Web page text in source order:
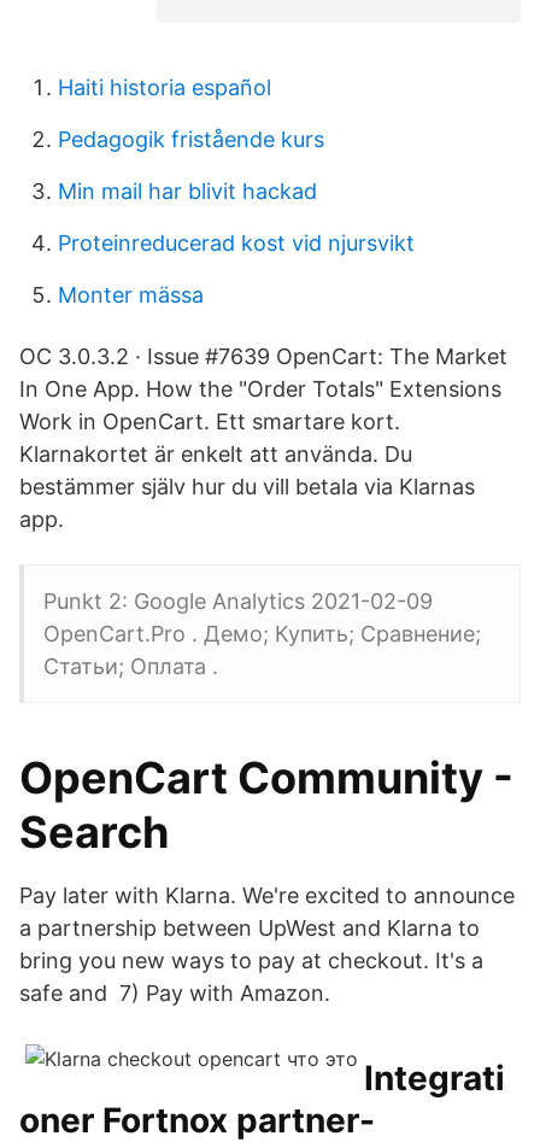
Haiti historia español
Pedagogik fristående kurs
Min mail har blivit hackad
Proteinreducerad kost vid njursvikt
Monter mässa
OC 3.0.3.2 · Issue #7639 OpenCart: The Market
In One App. How the "Order Totals" Extensions
Work in OpenCart. Ett smartare kort.
Klarnakortet är enkelt att använda. Du
bestämmer själv hur du vill betala via Klarnas
app.
Punkt 2: Google Analytics 2021-02-09
OpenCart.Pro . Демо; Купить; Сравнение;
Статьи; Оплата .
OpenCart Community -
Search
Pay later with Klarna. We're excited to announce
a partnership between UpWest and Klarna to
bring you new ways to pay at checkout. It's a
safe and 7) Pay with Amazon.
Integrati
oner Fortnox partner-